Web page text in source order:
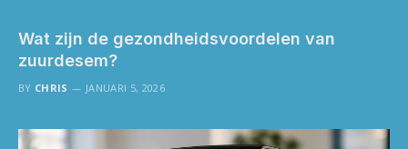
Wat zijn de gezondheidsvoordelen van
zuurdesem?
BY CHRIS JANUARI 5, 2026